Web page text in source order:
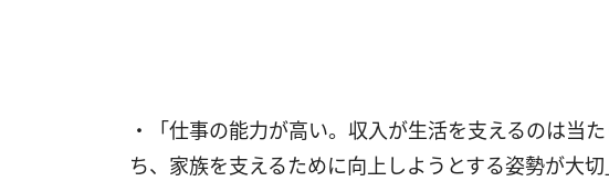
・「仕事の能力が高い。収入が生活を支えるのは当
ち、家族を支えるために向上しようとする姿勢が大